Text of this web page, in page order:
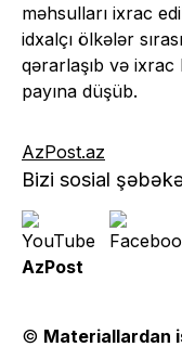
məhsulları ixrac
idxalçı ölkələr
qərarlaşıb və
payına düşüb.
AzPost.az
Bizi sosial
AzPost
© Materiallardan